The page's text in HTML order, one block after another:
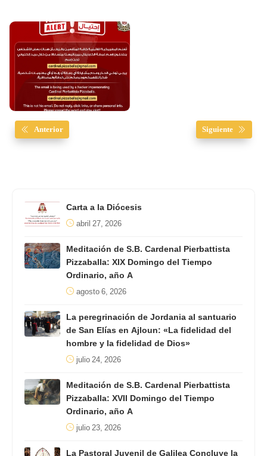
Anterior Siguiente
Carta a la Diócesis
abril 27, 2026
Meditación de S.B. Cardenal Pierbattista
Pizzaballa: XIX Domingo del Tiempo
Ordinario, año A
agosto 6, 2026
La peregrinación de Jordania al santuario
de San Elías en Ajloun: «La fidelidad del
hombre y la fidelidad de Dios»
julio 24, 2026
Meditación de S.B. Cardenal Pierbattista
Pizzaballa: XVII Domingo del Tiempo
Ordinario, año A
julio 23, 2026